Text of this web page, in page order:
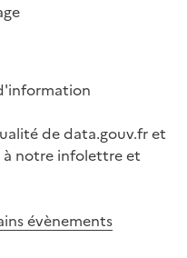
de data.gouv.fr et
à notre infolettre et
évènements